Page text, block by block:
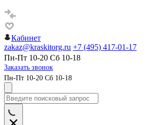
Кабинет
zakaz@kraskitorg.ru +7 (495) 417-01-17
Пн-Пт 10-20 Сб 10-18
Заказать звонок
Пн-Пт 10-20 Сб 10-18